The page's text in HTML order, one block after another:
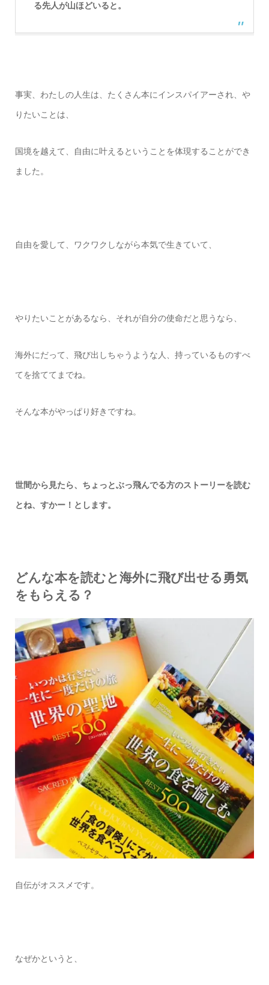
る先人が山ほどいると。
事実、わたしの人生は、 たくさん本にインスパイアーされ、や
りたいことは、
国境を越えて、自由に叶えるということを体現することができ
ました。
自由を愛して、 ワクワクしながら本気で生きていて、
やりたいことがあるなら、それが自分の使命だと思うなら、
海外にだって、 飛び出しちゃうような人、 持っているものすべ
てを捨ててまでね。
そんな本がやっぱり好きですね。
世間から見たら、ちょっとぶっ飛んでる方のストーリーを読む
とね、 すかー！とします。
どんな本を読むと海外に飛び出せる勇気
をもらえる？
自伝がオススメです。
なぜかというと、